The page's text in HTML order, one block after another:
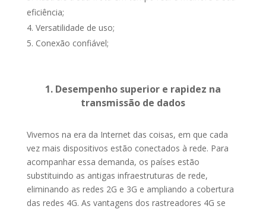
eficiência;
Versatilidade de uso;
Conexão confiável;
1. Desempenho superior e rapidez na
transmissão de dados
Vivemos na era da Internet das coisas, em que cada
vez mais dispositivos estão conectados à rede. Para
acompanhar essa demanda, os países estão
substituindo as antigas infraestruturas de rede,
eliminando as redes 2G e 3G e ampliando a cobertura
das redes 4G. As vantagens dos rastreadores 4G se